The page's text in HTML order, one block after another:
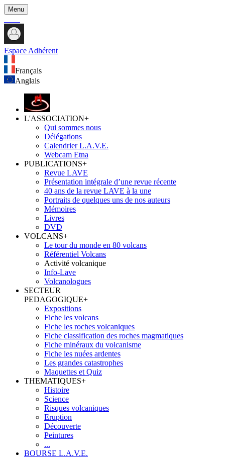
Menu
Espace Adhérent
Français
Anglais
L'ASSOCIATION+
Qui sommes nous
Délégations
Calendrier L.A.V.E.
Webcam Etna
PUBLICATIONS+
Revue LAVE
Présentation intégrale d’une revue récente
40 ans de la revue LAVE à la une
Portraits de quelques uns de nos auteurs
Mémoires
Livres
DVD
VOLCANS+
Le tour du monde en 80 volcans
Référentiel Volcans
Activité volcanique
Info-Lave
Volcanologues
SECTEUR
PEDAGOGIQUE+
Expositions
Fiche les volcans
Fiche les roches volcaniques
Fiche classification des roches magmatiques
Fiche minéraux du volcanisme
Fiche les nuées ardentes
Les grandes catastrophes
Maquettes et Quiz
THEMATIQUES+
Histoire
Science
Risques volcaniques
Eruption
Découverte
Peintures
...
BOURSE L.A.V.E.